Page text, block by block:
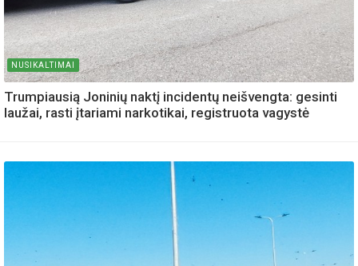
NUSIKALTIMAI
Trumpiausią Joninių naktį incidentų neišvengta: gesinti
laužai, rasti įtariami narkotikai, registruota vagystė